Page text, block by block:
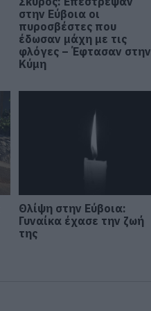
στην Εύβοια οι
πυροσβέστες που
έδωσαν μάχη με τις
φλόγες – Έφτασαν στην
Κύμη
Θλίψη στην Εύβοια:
Γυναίκα έχασε την ζωή
της